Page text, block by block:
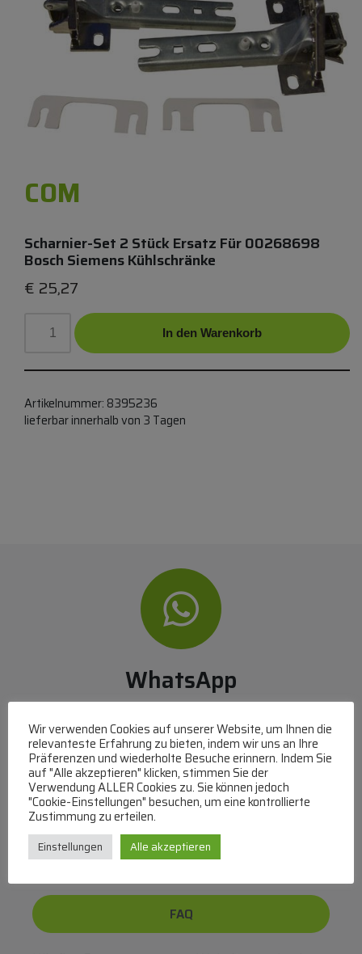
COM
Scharnier-Set 2 Stück Ersatz Für 00268698
Bosch Siemens Kühlschränke
€ 25,27
In den Warenkorb
Artikelnummer: 8395236
lieferbar innerhalb von 3 Tagen
WhatsApp
aufnehmen
(MO-DO 8-17, FR 8-15 Uhr,+43 1 267 67 60)
Bei uns können Sie bezahlen per:
Überweisung
PayPal
MasterCard
FAQ
Wir verwenden Cookies auf unserer Website, um Ihnen die
relevanteste Erfahrung zu bieten, indem wir uns an Ihre
Präferenzen und wiederholte Besuche erinnern. Indem Sie
auf "Alle akzeptieren" klicken, stimmen Sie der
Verwendung ALLER Cookies zu. Sie können jedoch
"Cookie-Einstellungen" besuchen, um eine kontrollierte
Zustimmung zu erteilen.
Einstellungen Alle akzeptieren